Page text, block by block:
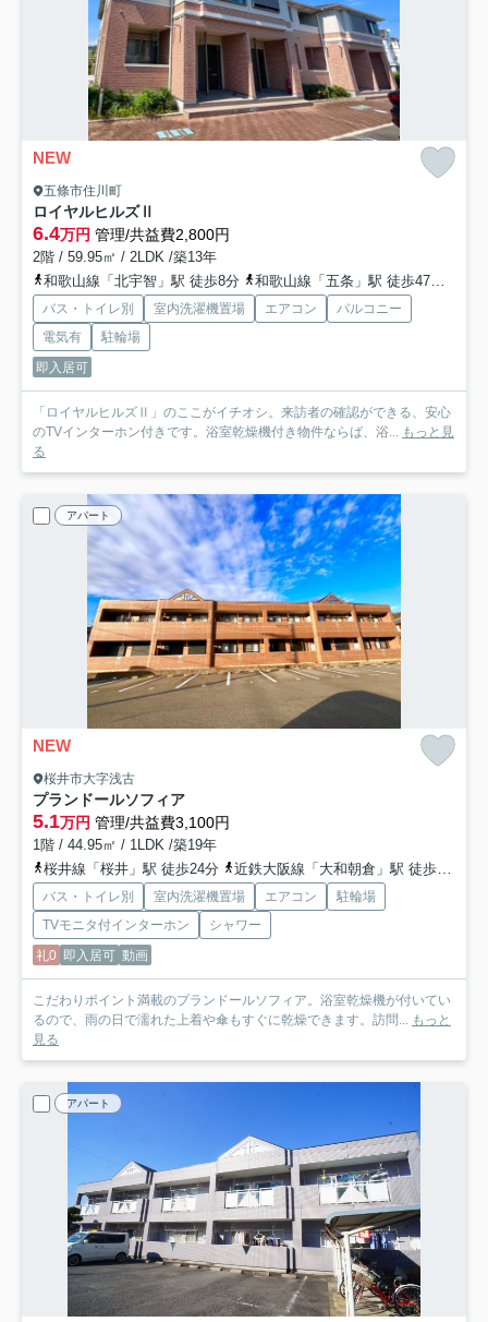
NEW
五條市住川町
ロイヤルヒルズⅡ
6.4万円 管理/共益費2,800円
2階 / 59.95㎡ / 2LDK /築13年
和歌山線「北宇智」駅 徒歩8分
和歌山線「五条」駅 徒歩47分
バス・トイレ別 室内洗濯機置場 エアコン
バルコニー
電気有
駐輪場
即入居可
「ロイヤルヒルズⅡ」のここがイチオシ。来訪者の確認ができる、安心
のTVインターホン付きです。浴室乾燥機付き物件ならば、浴... もっと見
る
アパート
NEW
桜井市大字浅古
プランドールソフィア
5.1万円 管理/共益費3,100円
1階 / 44.95㎡ / 1LDK /築19年
桜井線「桜井」駅 徒歩24分
近鉄大阪線「大和朝倉」駅 徒歩40分
バス・トイレ別 室内洗濯機置場 エアコン
駐輪場
TVモニタ付インターホン
シャワー
礼0 即入居可 動画
こだわりポイント満載のプランドールソフィア。浴室乾燥機が付いてい
るので、雨の日で濡れた上着や傘もすぐに乾燥できます。訪問... もっと
見る
アパート